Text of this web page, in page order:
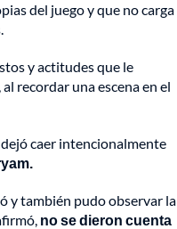
del juego y que no carga
y actitudes que le
al recordar una escena en el
caer intencionalmente
y también pudo observar la
no se dieron cuenta